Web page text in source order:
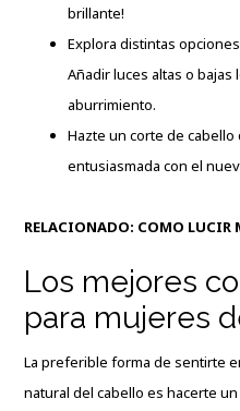
brillante!
Explora distintas
Añadir luces altas o bajas
aburrimiento.
Hazte un corte de
entusiasmada con el
RELACIONADO: COMO LUCIR
Los mejores
para mujeres
La preferible forma de sentirte
natural del cabello es hacerte